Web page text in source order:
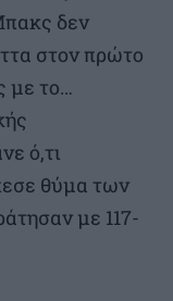
δεν
στον πρώτο
με το…
ό,τι
θύμα των
με 117-